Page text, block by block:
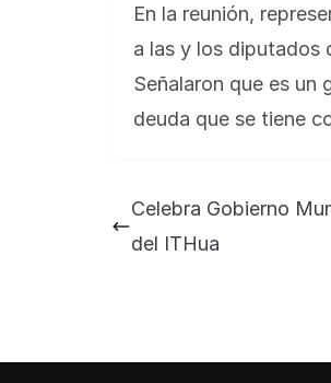
En la reunión,
a las y los diputados
Señalaron que es un
deuda que se tiene
Celebra Gobierno
del ITHua